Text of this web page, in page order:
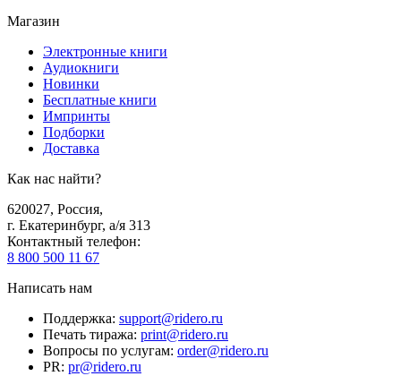
Магазин
Электронные книги
Аудиокниги
Новинки
Бесплатные книги
Импринты
Подборки
Доставка
Как нас найти?
620027, Россия,
г. Екатеринбург, а/я 313
Контактный телефон:
8 800 500 11 67
Написать нам
Поддержка: support@ridero.ru
Печать тиража: print@ridero.ru
Вопросы по услугам: order@ridero.ru
PR: pr@ridero.ru